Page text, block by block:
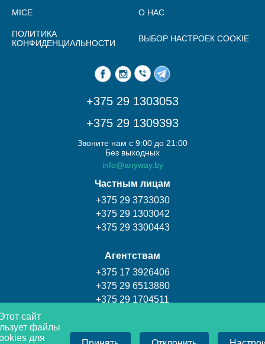
MICE О НАС
ПОЛИТИКА
КОНФИДЕНЦИАЛЬНОСТИ
ВЫБОР НАСТРОЕК COOKIE
+375 29 1303053
+375 29 1309393
Звоните нам с 9:00 до 21:00
Без выходных
info@anyway.by
Частным лицам
+375 29 3733030
+375 29 1303042
+375 29 3300443
Агентствам
+375 17 3926406
+375 29 6513880
+375 29 1704511
сайт
файлы
для